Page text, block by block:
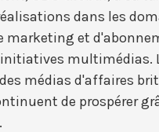
dans les
marketing et
multimédias.
médias d'affaires
de prospérer